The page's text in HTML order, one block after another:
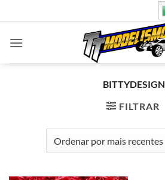
to
content
BITTYDESIGN
FILTRAR